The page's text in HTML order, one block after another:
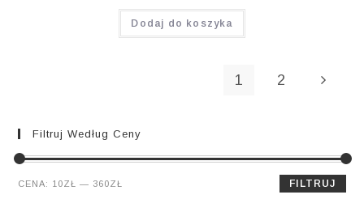
Oceniono
5.00na 5
Dodaj do koszyka
1 2
Filtruj Według Ceny
Cena
Cena
FILTRUJ
CENA: 10ZŁ — 360ZŁ